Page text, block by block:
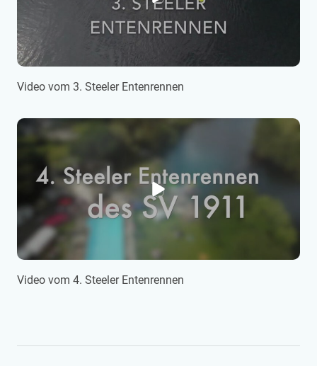
Video vom 3. Steeler Entenrennen
Video vom 4. Steeler Entenrennen